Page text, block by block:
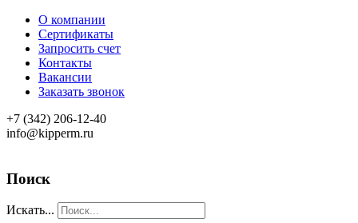
О компании
Сертификаты
Запросить счет
Контакты
Вакансии
Заказать звонок
+7 (342) 206-12-40
info@kipperm.ru
Поиск
Искать...